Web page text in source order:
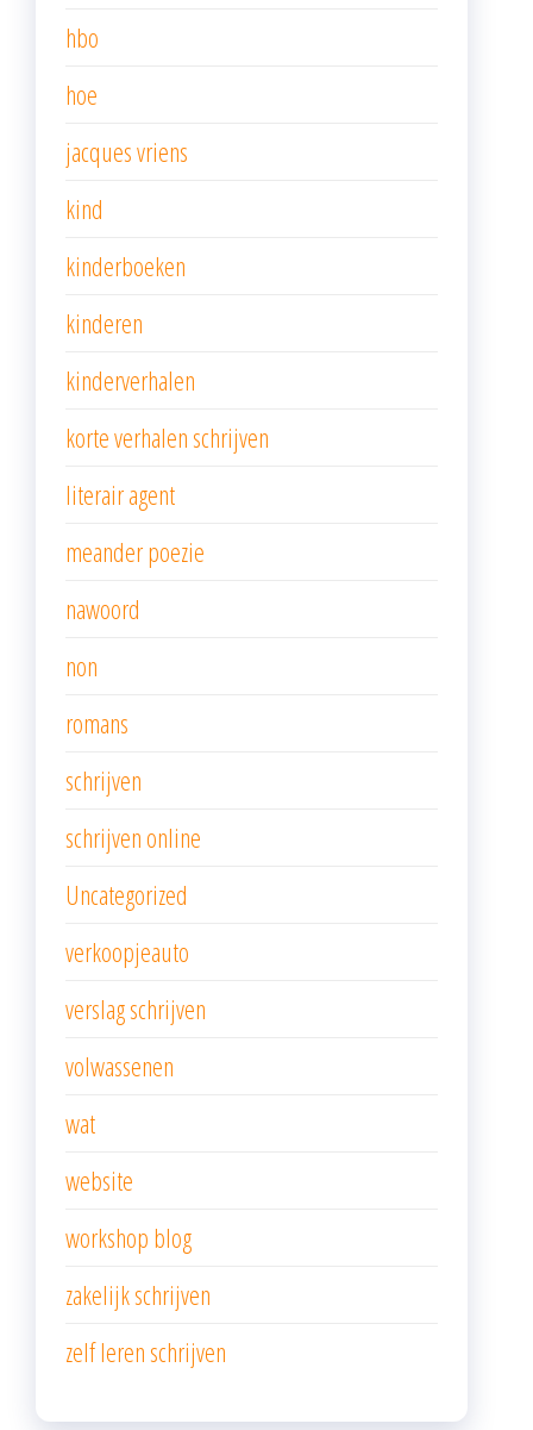
hbo
hoe
jacques vriens
kind
kinderboeken
kinderen
kinderverhalen
korte verhalen schrijven
literair agent
meander poezie
nawoord
non
romans
schrijven
schrijven online
Uncategorized
verkoopjeauto
verslag schrijven
volwassenen
wat
website
workshop blog
zakelijk schrijven
zelf leren schrijven